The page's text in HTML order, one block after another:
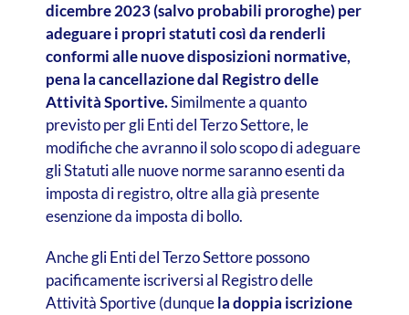
dicembre 2023 (salvo probabili proroghe) per
adeguare i propri statuti così da renderli
conformi alle nuove disposizioni normative,
pena la cancellazione dal Registro delle
Attività Sportive.Similmente a quanto
previsto per gli Enti del Terzo Settore, le
modifiche che avranno il solo scopo di adeguare
gli Statuti alle nuove norme saranno esenti da
imposta di registro, oltre alla già presente
esenzione da imposta di bollo.
Anche gli Enti del Terzo Settore possono
pacificamente iscriversi al Registro delle
Attività Sportive (dunquela doppia iscrizione